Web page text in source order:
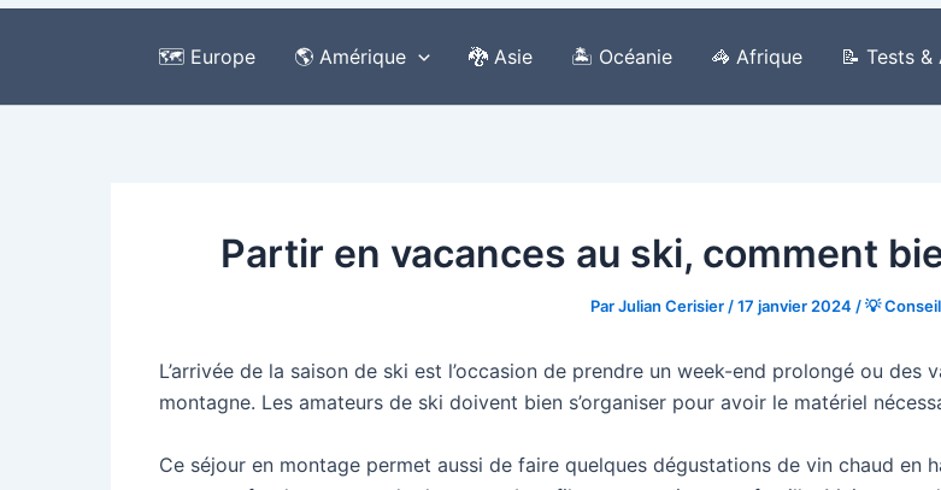
🗺️ Europe 🌎 Amérique 🐉 Asie 🏝️ Océanie 🦓 Afrique 📝 Tests &
Partir en vacances au ski, comment
ParJulian Cerisier /17 janvier 2024 /💡
L’arrivée de la saison de ski est l’occasion de prendre un week-end prolongé ou des
montagne. Les amateurs de ski doivent bien s’organiser pour avoir le matériel
Ce séjour en montage permet aussi de faire quelques dégustations de vin chaud en